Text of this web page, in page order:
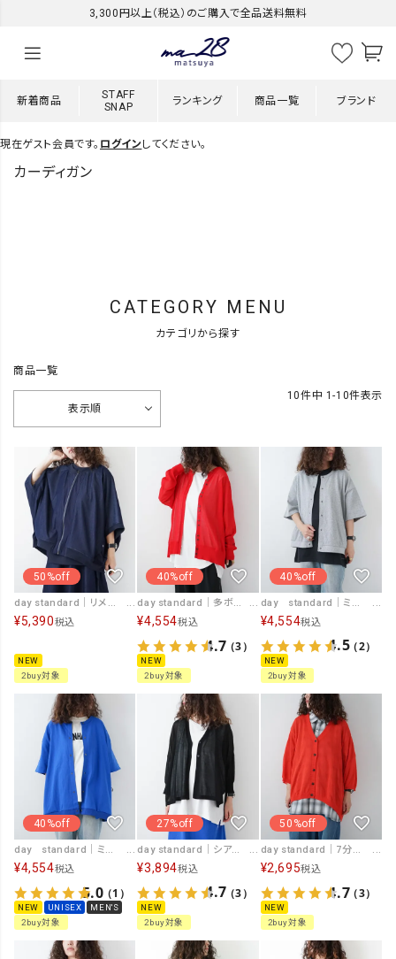
3,300円以上（税込）のご購入で全品送料無料
新着商品
STAFF
SNAP
ランキング 商品一覧 ブランド
現在ゲスト会員です。 ログインしてください。
カーディガン
CATEGORY MENU
カテゴリから探す
商品一覧
表示順
10件中 1-10件表示
50%off
day standard｜リメイク風ジップカーデ [[J262003-28]][D]
¥5,390税込
NEW
2buy対象
40%off
day standard｜多ボタンドルマンカーデ [[P262017-28]][D]
¥4,554税込
4.7（3）
NEW
2buy対象
40%off
day standard｜ミドルスリーブ裾タックカーディガン [[d-c-021-F]][D]
¥4,554税込
4.5（2）
NEW
2buy対象
40%off
day standard｜ミドルスリーブ裾タックカーディガン [[d-c-021]][D]
¥4,554税込
5.0（1）
NEW UNISEX
MEN'S
2buy対象
27%off
day standard｜シアーポンチョカーディガン [[10-01-47688]][D]
¥3,894税込
4.7（3）
NEW
2buy対象
50%off
day standard｜7分袖モモンガカーデ [[B261082-28]][D]
¥2,695税込
4.7（3）
NEW
2buy対象